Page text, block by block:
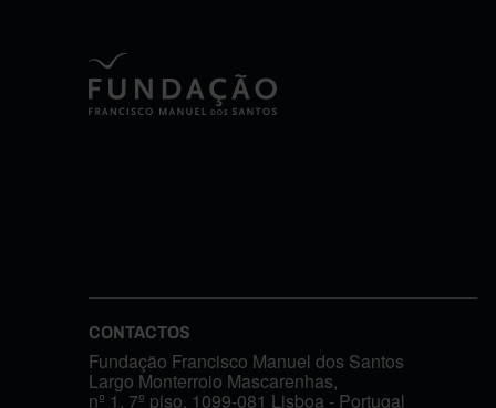
CONTACTOS
Fundação Francisco Manuel dos Santos
Largo Monterroio Mascarenhas,
nº 1, 7º piso, 1099-081 Lisboa - Portugal